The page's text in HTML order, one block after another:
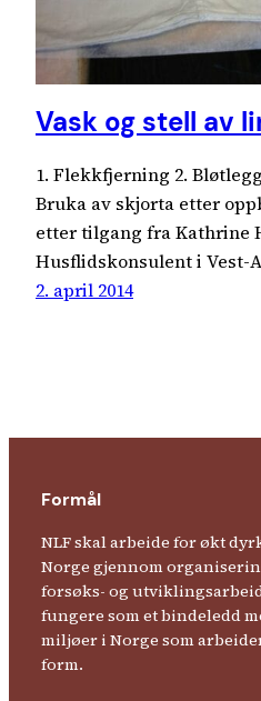
Vask og stell av
1. Flekkfjerning 2.
Bruka av skjorta etter
etter tilgang fra Kathrine
Husflidskonsulent i Vest-
2. april 2014
Formål
NLF skal arbeide for økt
Norge gjennom
forsøks- og
fungere som et bindeledd
miljøer i Norge som
form.